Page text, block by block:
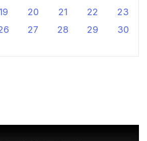
19 20 21 22
23
27 28 29
30